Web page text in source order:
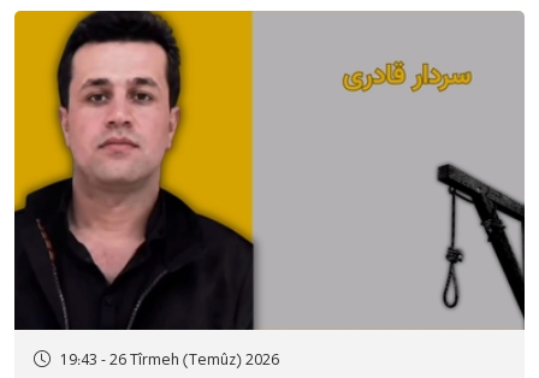
19:43 - 26 Tîrmeh (Temûz) 2026